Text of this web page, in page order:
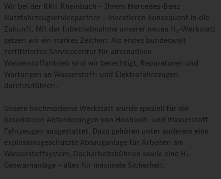
Wir bei der RKH Rheinbach – Ihrem Mercedes-Benz
Nutzfahrzeugservicepartner – investieren konsequent in die
Zukunft. Mit der Inbetriebnahme unserer neuen H₂-Werkstatt
setzen wir ein starkes Zeichen: Als erstes bundesweit
zertifiziertes Servicecenter für alternativen
Wasserstoffantrieb sind wir berechtigt, Reparaturen und
Wartungen an Wasserstoff- und Elektrofahrzeugen
durchzuführen.
Unsere hochmoderne Werkstatt wurde speziell für die
besonderen Anforderungen von Hochvolt- und Wasserstoff-
Fahrzeugen ausgestattet. Dazu gehören unter anderem eine
explosionsgeschützte Absauganlage für Arbeiten am
Wasserstoffsystem, Dacharbeitsbühnen sowie eine H₂-
Gaswarnanlage – alles für maximale Sicherheit.